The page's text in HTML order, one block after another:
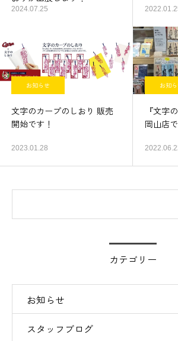
2024.07.25
お知らせ
文字のカープのしおり 販売
開始です！
2023.01.28
お知
『文字
岡山店
カテゴリー
お知らせ
スタッフブログ